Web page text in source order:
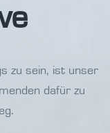
zu sein, ist unser
dafür zu